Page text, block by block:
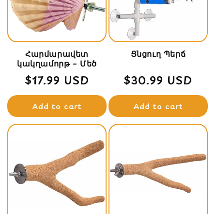
i
o
n
:
Հարմարավետ
կակղամորթ – Մեծ
Regular
price
$17.99 USD
Add to cart
Ցնցուղ Պերճ
Regular
price
$30.99 USD
Add to cart